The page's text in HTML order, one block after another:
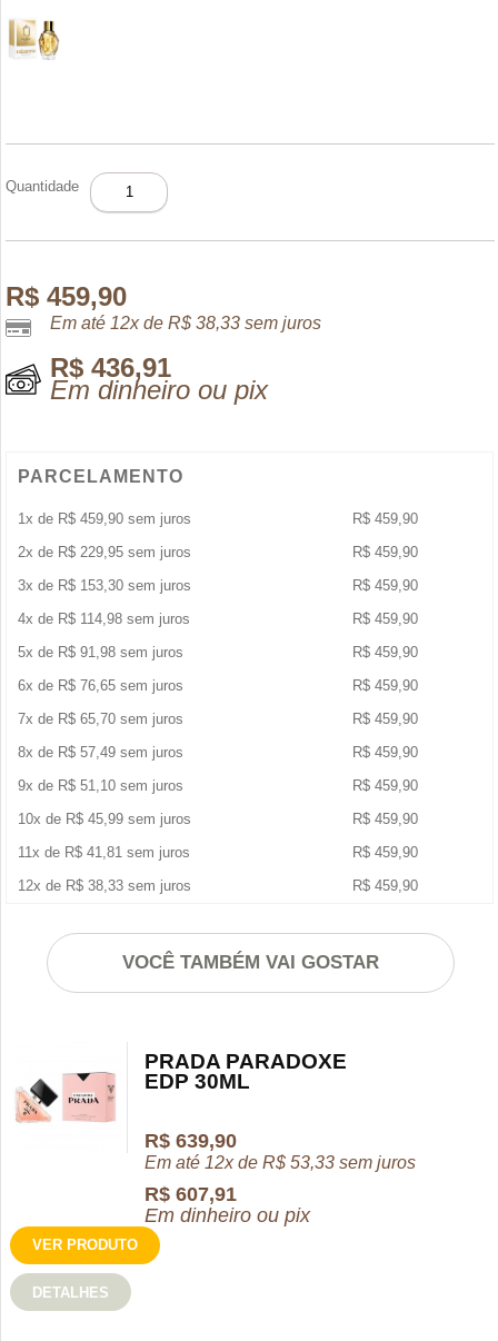
Quantidade
MILLION
GOLD
HER
30ML
quantidade
R$ 459,90
Em até 12x deR$ 38,33 sem juros
R$ 436,91
Em dinheiro ou pix
PARCELAMENTO
1x de R$ 459,90 sem juros R$ 459,90
2x de R$ 229,95 sem juros R$ 459,90
3x de R$ 153,30 sem juros R$ 459,90
4x de R$ 114,98 sem juros R$ 459,90
5x de R$ 91,98 sem juros R$ 459,90
6x de R$ 76,65 sem juros R$ 459,90
7x de R$ 65,70 sem juros R$ 459,90
8x de R$ 57,49 sem juros R$ 459,90
9x de R$ 51,10 sem juros R$ 459,90
10x de R$ 45,99 sem juros R$ 459,90
11x de R$ 41,81 sem juros R$ 459,90
12x de R$ 38,33 sem juros R$ 459,90
VOCÊ TAMBÉM VAI GOSTAR
PRADA PARADOXE
EDP 30ML
R$ 639,90
Em até 12x deR$ 53,33 sem juros
R$ 607,91
Em dinheiro ou pix
VER PRODUTO
DETALHES